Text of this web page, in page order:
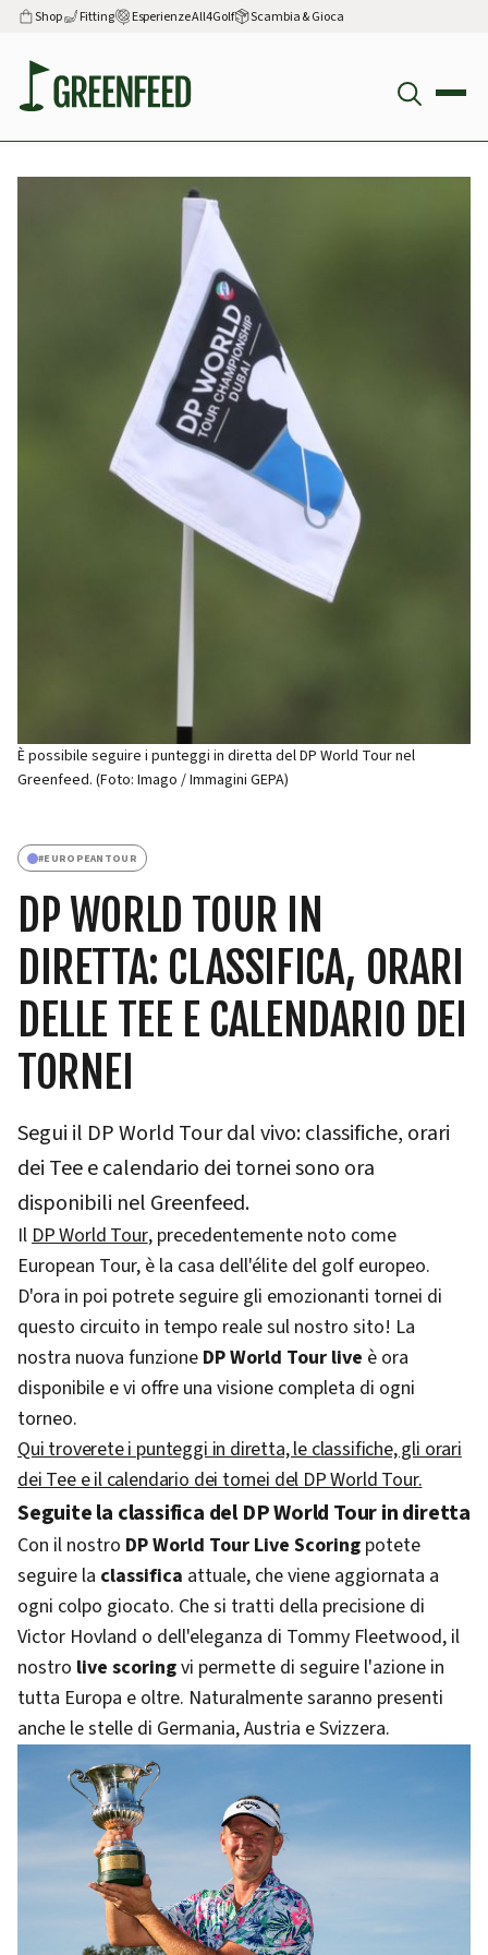
Shop Fitting Esperienze All4Golf Scambia & Gioca
È possibile seguire i punteggi in diretta del DP World Tour nel
Greenfeed. (Foto: Imago / Immagini GEPA)
#EUROPEANTOUR
DP WORLD TOUR IN
DIRETTA: CLASSIFICA, ORARI
DELLE TEE E CALENDARIO DEI
TORNEI
Segui il DP World Tour dal vivo: classifiche, orari
dei Tee e calendario dei tornei sono ora
disponibili nel Greenfeed.
IlDP World Tour, precedentemente noto come
European Tour, è la casa dell'élite del golf europeo.
D'ora in poi potrete seguire gli emozionanti tornei di
questo circuito in tempo reale sul nostro sito! La
nostra nuova funzione DP World Tour live è ora
disponibile e vi offre una visione completa di ogni
torneo.
Qui troverete i punteggi in diretta, le classifiche, gli orari
dei Tee e il calendario dei tornei del DP World Tour.
Seguite la classifica del DP World Tour in diretta
Con il nostro DP World Tour Live Scoring potete
seguire la classifica attuale, che viene aggiornata a
ogni colpo giocato. Che si tratti della precisione di
Victor Hovland o dell'eleganza di Tommy Fleetwood, il
nostro live scoringvi permette di seguire l'azione in
tutta Europa e oltre. Naturalmente saranno presenti
anche le stelle di Germania, Austria e Svizzera.